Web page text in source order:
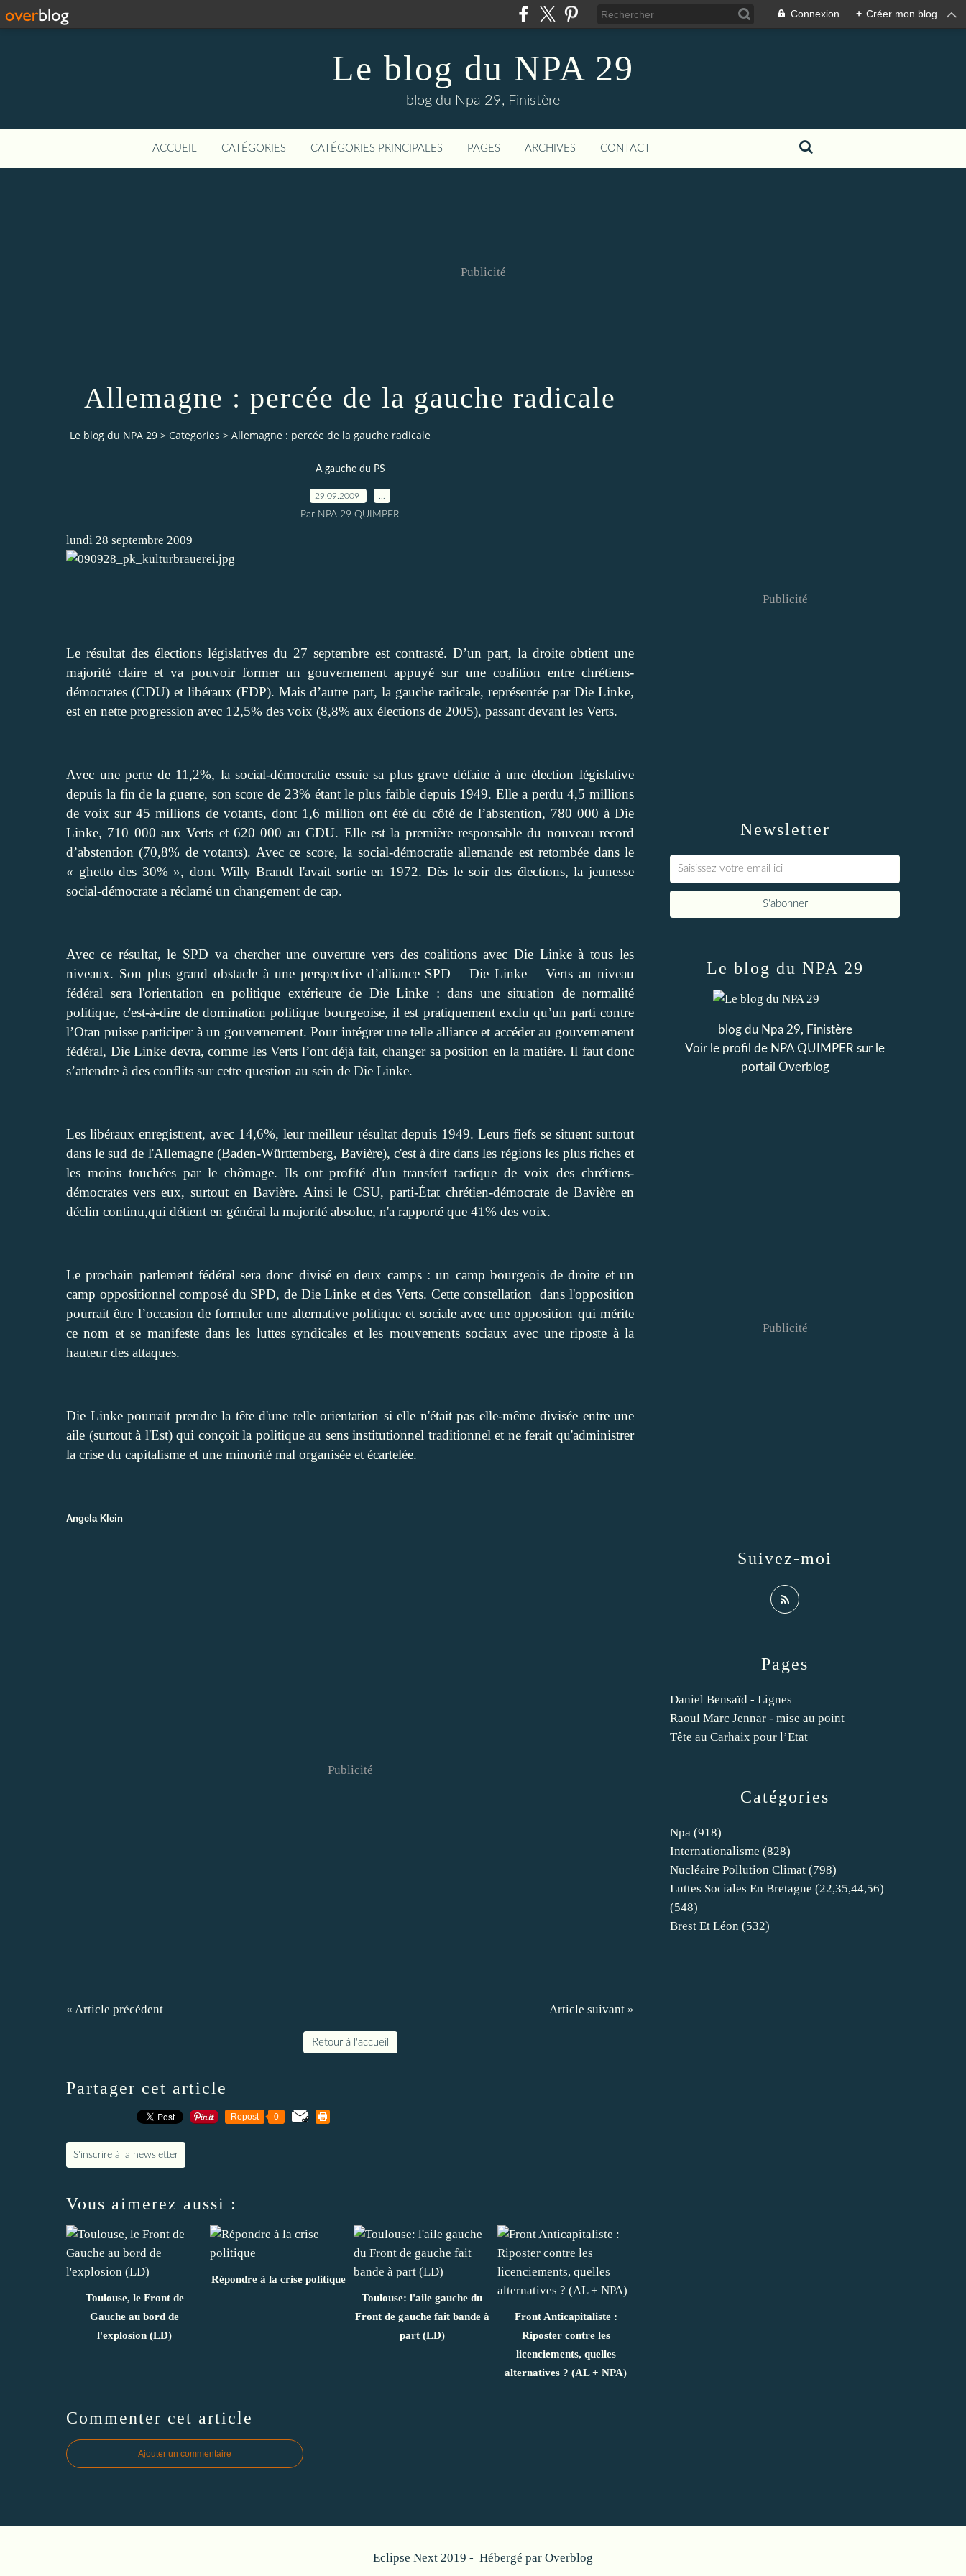
Connexion + Créer mon blog
Le blog du NPA 29
blog du Npa 29, Finistère
ACCUEIL CATÉGORIES CATÉGORIES PRINCIPALES PAGES ARCHIVES CONTACT
Publicité
Allemagne : percée de la gauche radicale
Le blog du NPA 29 > Categories > Allemagne : percée de la gauche radicale
A gauche du PS
29.09.2009
Par NPA 29 QUIMPER
lundi 28 septembre 2009
Le résultat des élections législatives du 27 septembre est contrasté. D’un part, la droite obtient une
majorité claire et va pouvoir former un gouvernement appuyé sur une coalition entre chrétiens-
démocrates (CDU) et libéraux (FDP). Mais d’autre part, la gauche radicale, représentée par Die Linke,
est en nette progression avec 12,5% des voix (8,8% aux élections de 2005), passant devant les Verts.
Avec une perte de 11,2%, la social-démocratie essuie sa plus grave défaite à une élection législative
depuis la fin de la guerre, son score de 23% étant le plus faible depuis 1949. Elle a perdu 4,5 millions
de voix sur 45 millions de votants, dont 1,6 million ont été du côté de l’abstention, 780 000 à Die
Linke, 710 000 aux Verts et 620 000 au CDU. Elle est la première responsable du nouveau record
d’abstention (70,8% de votants). Avec ce score, la social-démocratie allemande est retombée dans le
« ghetto des 30% », dont Willy Brandt l'avait sortie en 1972. Dès le soir des élections, la jeunesse
social-démocrate a réclamé un changement de cap.
Avec ce résultat, le SPD va chercher une ouverture vers des coalitions avec Die Linke à tous les
niveaux. Son plus grand obstacle à une perspective d’alliance SPD – Die Linke – Verts au niveau
fédéral sera l'orientation en politique extérieure de Die Linke : dans une situation de normalité
politique, c'est-à-dire de domination politique bourgeoise, il est pratiquement exclu qu’un parti contre
l’Otan puisse participer à un gouvernement. Pour intégrer une telle alliance et accéder au gouvernement
fédéral, Die Linke devra, comme les Verts l’ont déjà fait, changer sa position en la matière. Il faut donc
s’attendre à des conflits sur cette question au sein de Die Linke.
Les libéraux enregistrent, avec 14,6%, leur meilleur résultat depuis 1949. Leurs fiefs se situent surtout
dans le sud de l'Allemagne (Baden-Württemberg, Bavière), c'est à dire dans les régions les plus riches et
les moins touchées par le chômage. Ils ont profité d'un transfert tactique de voix des chrétiens-
démocrates vers eux, surtout en Bavière. Ainsi le CSU, parti-État chrétien-démocrate de Bavière en
déclin continu,qui détient en général la majorité absolue, n'a rapporté que 41% des voix.
Le prochain parlement fédéral sera donc divisé en deux camps : un camp bourgeois de droite et un
camp oppositionnel composé du SPD, de Die Linke et des Verts. Cette constellation dans l'opposition
pourrait être l’occasion de formuler une alternative politique et sociale avec une opposition qui mérite
ce nom et se manifeste dans les luttes syndicales et les mouvements sociaux avec une riposte à la
hauteur des attaques.
Die Linke pourrait prendre la tête d'une telle orientation si elle n'était pas elle-même divisée entre une
aile (surtout à l'Est) qui conçoit la politique au sens institutionnel traditionnel et ne ferait qu'administrer
la crise du capitalisme et une minorité mal organisée et écartelée.
Angela Klein
Publicité
« Article précédent Article suivant »
Retour à l'accueil
Partager cet article
Repost 0
S'inscrire à la newsletter
Vous aimerez aussi :
Toulouse, le Front de
Gauche au bord de
l'explosion (LD)
Répondre à la crise politique
Toulouse: l'aile gauche du
Front de gauche fait bande à
part (LD)
Front Anticapitaliste :
Riposter contre les
licenciements, quelles
alternatives ? (AL + NPA)
Commenter cet article
Ajouter un commentaire
Newsletter
Publicité
Catégories
Npa (918)
Internationalisme (828)
Nucléaire Pollution Climat (798)
Luttes Sociales En Bretagne (22,35,44,56)
(548)
Brest Et Léon (532)
Pages
Daniel Bensaïd - Lignes
Raoul Marc Jennar - mise au point
Tête au Carhaix pour l’Etat
Le blog du NPA 29
blog du Npa 29, Finistère
Voir le profil de NPA QUIMPER sur le
portail Overblog
Suivez-moi
Publicité
Eclipse Next 2019 - Hébergé par Overblog